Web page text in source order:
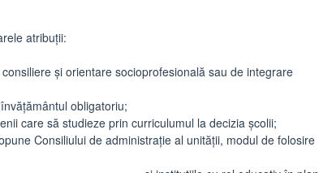
atribuții:
și orientare socioprofesională sau de integrare
obligatoriu;
care să studieze prin curriculumul la decizia școlii;
Consiliului de administrație al unității, modul de folosire